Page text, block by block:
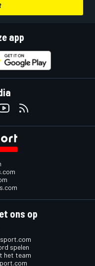
app
ons op
spelen
het team